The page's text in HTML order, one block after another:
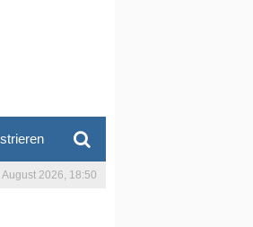
August 2026, 18:50